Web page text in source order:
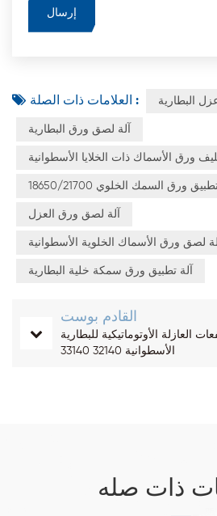
العلامات ذات الصلة : البطارية
آلة لصق ورق البطارية
ورق الأسماك ذات الخلايا الأسطوانية
ورق السمك الخلوي 18650/21700
آلة لصق ورق العزل
آلة لصق ورق الأسماك الخلوية الأسطوانية
آلة تطبيق ورق سمكة خلية البطارية
القادم بوست
العازلة الأوتوماتيكية للبطارية
الأسطوانية 32140 33140
ذات صله